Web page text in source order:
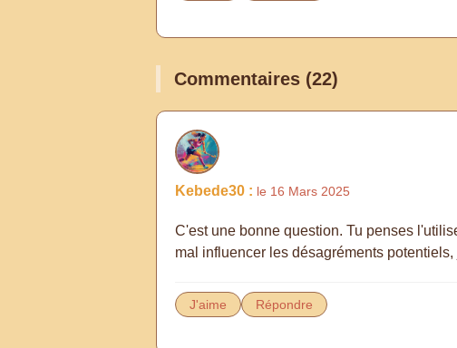
Commentaires (22)
Kebede30 : le 16 Mars 2025
C'est une bonne question. Tu penses
mal influencer les désagréments potentiels,
J'aime Répondre